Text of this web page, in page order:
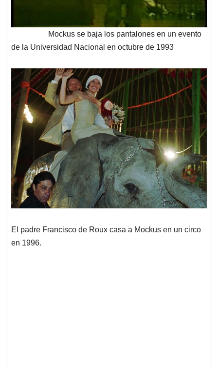
Mockus se baja los pantalones en un evento
de la Universidad Nacional en octubre de 1993
El padre Francisco de Roux casa a Mockus en un circo
en 1996.